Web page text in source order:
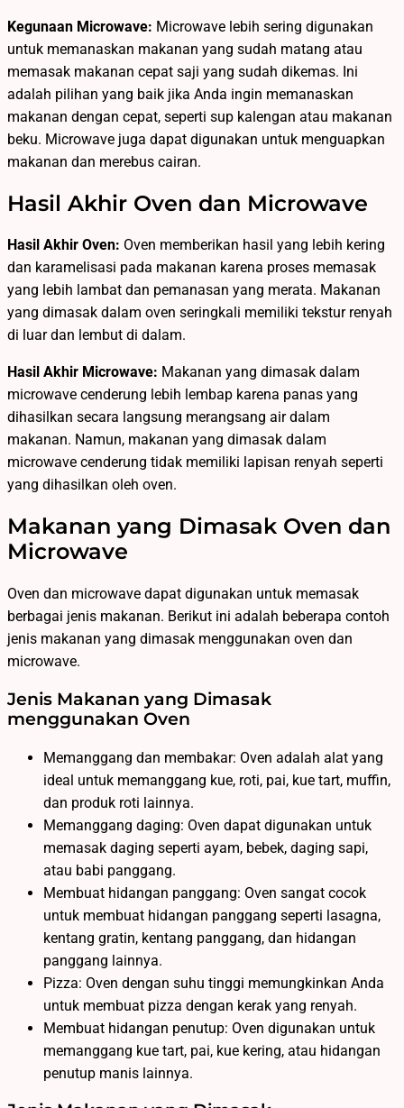
Kegunaan Microwave: Microwave lebih sering digunakan
untuk memanaskan makanan yang sudah matang atau
memasak makanan cepat saji yang sudah dikemas. Ini
adalah pilihan yang baik jika Anda ingin memanaskan
makanan dengan cepat, seperti sup kalengan atau makanan
beku. Microwave juga dapat digunakan untuk menguapkan
makanan dan merebus cairan.
Hasil Akhir Oven dan Microwave
Hasil Akhir Oven: Oven memberikan hasil yang lebih kering
dan karamelisasi pada makanan karena proses memasak
yang lebih lambat dan pemanasan yang merata. Makanan
yang dimasak dalam oven seringkali memiliki tekstur renyah
di luar dan lembut di dalam.
Hasil Akhir Microwave: Makanan yang dimasak dalam
microwave cenderung lebih lembap karena panas yang
dihasilkan secara langsung merangsang air dalam
makanan. Namun, makanan yang dimasak dalam
microwave cenderung tidak memiliki lapisan renyah seperti
yang dihasilkan oleh oven.
Makanan yang Dimasak Oven dan
Microwave
Oven dan microwave dapat digunakan untuk memasak
berbagai jenis makanan. Berikut ini adalah beberapa contoh
jenis makanan yang dimasak menggunakan oven dan
microwave.
Jenis Makanan yang Dimasak
menggunakan Oven
Memanggang dan membakar: Oven adalah alat yang
ideal untuk memanggang kue, roti, pai, kue tart, muffin,
dan produk roti lainnya.
Memanggang daging: Oven dapat digunakan untuk
memasak daging seperti ayam, bebek, daging sapi,
atau babi panggang.
Membuat hidangan panggang: Oven sangat cocok
untuk membuat hidangan panggang seperti lasagna,
kentang gratin, kentang panggang, dan hidangan
panggang lainnya.
Pizza: Oven dengan suhu tinggi memungkinkan Anda
untuk membuat pizza dengan kerak yang renyah.
Membuat hidangan penutup: Oven digunakan untuk
memanggang kue tart, pai, kue kering, atau hidangan
penutup manis lainnya.